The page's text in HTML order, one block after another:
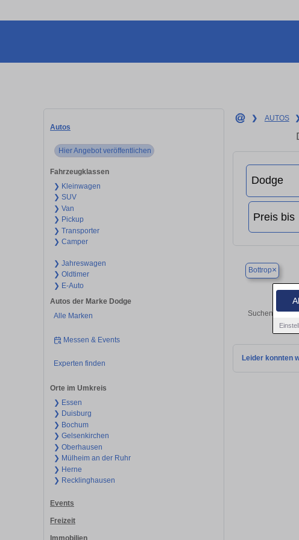
Autos
Hier Angebot veröffentlichen
Fahrzeugklassen
❯ Kleinwagen
❯ SUV
❯ Van
❯ Pickup
❯ Transporter
❯ Camper
❯ Jahreswagen
❯ Oldtimer
❯ E-Auto
Autos der Marke Dodge
Alle Marken
Messen & Events
Experten finden
Orte im Umkreis
❯ Essen
❯ Duisburg
❯ Bochum
❯ Gelsenkirchen
❯ Oberhausen
❯ Mülheim an der Ruhr
❯ Herne
❯ Recklinghausen
Events
Freizeit
Immobilien
❯ AUTOS
Bottrop×
Suchen Sie in
Leider konnten